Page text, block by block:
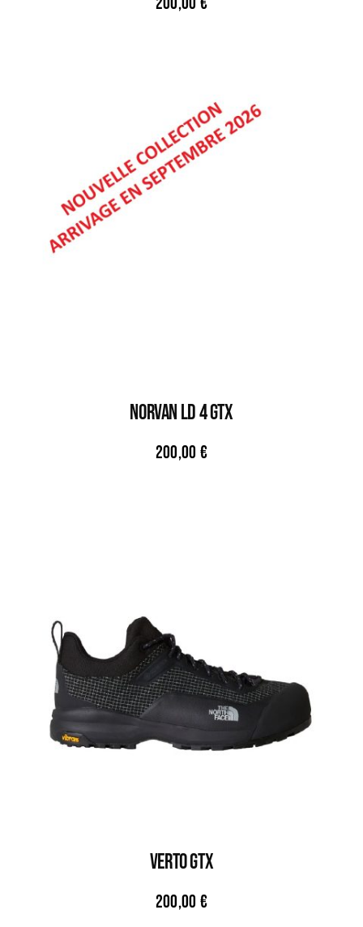
NORVAN LD 4 GTX
200,00 €
VERTO GTX
200,00 €